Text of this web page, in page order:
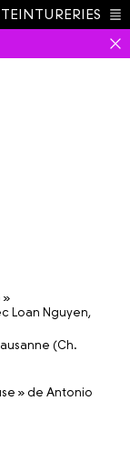
TEINTURERIES
»
Loan Nguyen,
(Ch.
» de Antonio